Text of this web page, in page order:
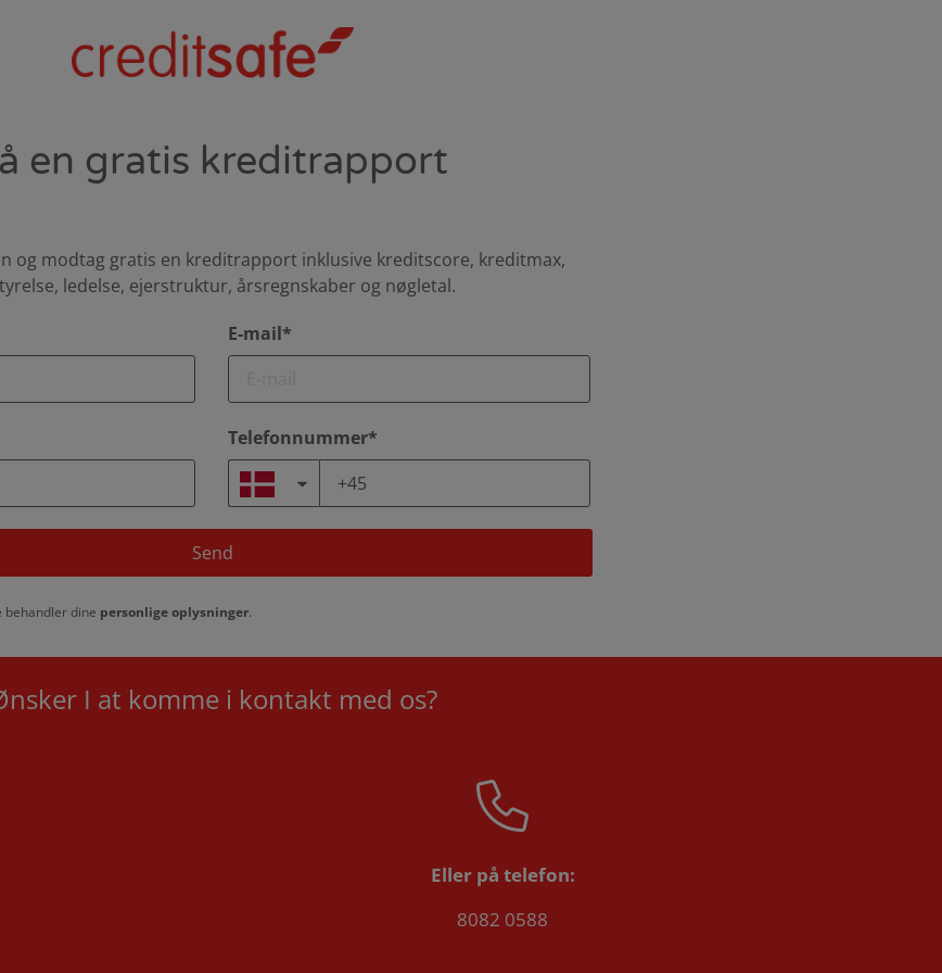
en gratis kreditrapport
og modtag gratis en kreditrapport inklusive kreditscore, kreditmax,
ledelse, ejerstruktur, årsregnskaber og nøgletal.
E-mail*
Telefonnummer*
Send
behandler dine personlige oplysninger.
I at komme i kontakt med os?
Eller på telefon:
8082 0588